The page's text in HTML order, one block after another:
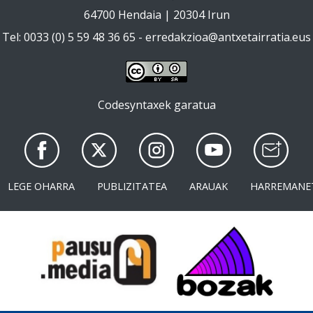
64700 Hendaia | 20304 Irun
Tel: 0033 (0) 5 59 48 36 65 - erredakzioa@antxetairratia.eus
Codesyntaxek garatua
LEGE OHARRA PUBLIZITATEA ARAUAK